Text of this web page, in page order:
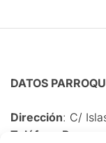
DATOS
Dirección: C/
Teléfono